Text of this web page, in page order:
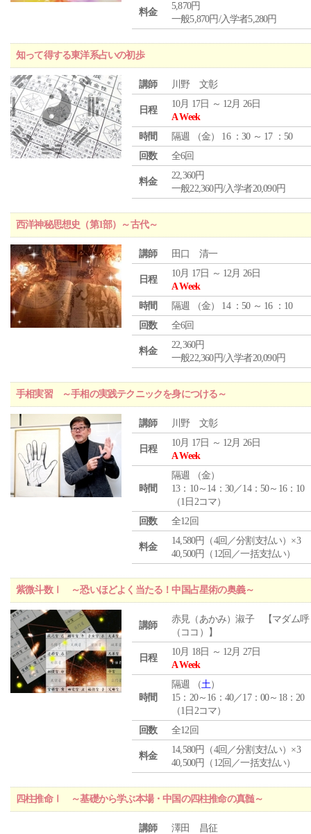
料金
5,870円
一般5,870円/入学者5,280円
知って得する東洋系占いの初歩
講師 川野 文彰
日程
10月 17日 ～ 12月 26日
A Week
時間
隔週 （金） 16 ：30 ～ 17 ：50
回数
全6回
料金
22,360円
一般22,360円/入学者20,090円
西洋神秘思想史（第1部）～古代～
講師 田口 清一
日程
10月 17日 ～ 12月 26日
A Week
時間
隔週 （金） 14 ：50 ～ 16 ：10
回数
全6回
料金
22,360円
一般22,360円/入学者20,090円
手相実習 ～手相の実践テクニックを身につける～
講師 川野 文彰
日程
10月 17日 ～ 12月 26日
A Week
時間
隔週 （金）
13：10～14：30／14：50～16：10
（1日2コマ）
回数
全12回
料金
14,580円（4回／分割支払い）×3
40,500円（12回／一括支払い）
紫微斗数Ⅰ ～恐いほどよく当たる！中国占星術の奥義～
講師
赤見（あかみ）淑子 【マダム呼
（ココ）】
日程
10月 18日 ～ 12月 27日
A Week
時間
隔週 （土）
15：20～16：40／17：00～18：20
（1日2コマ）
回数
全12回
料金
14,580円（4回／分割支払い）×3
40,500円（12回／一括支払い）
四柱推命Ⅰ ～基礎から学ぶ本場・中国の四柱推命の真髄～
講師 澤田 昌征